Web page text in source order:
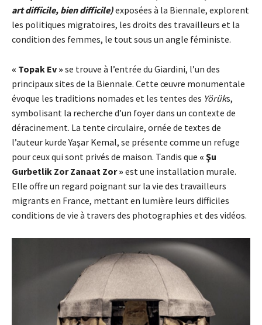
art difficile, bien difficile)exposées à la Biennale, explorent
les politiques migratoires, les droits des travailleurs et la
condition des femmes, le tout sous un angle féministe.
« Topak Ev » se trouve à l’entrée du Giardini, l’un des
principaux sites de la Biennale. Cette œuvre monumentale
évoque les traditions nomades et les tentes des Yörüks,
symbolisant la recherche d’un foyer dans un contexte de
déracinement. La tente circulaire, ornée de textes de
l’auteur kurde Yaşar Kemal, se présente comme un refuge
pour ceux qui sont privés de maison. Tandis que « Şu
Gurbetlik Zor Zanaat Zor » est une installation murale.
Elle offre un regard poignant sur la vie des travailleurs
migrants en France, mettant en lumière leurs difficiles
conditions de vie à travers des photographies et des vidéos.